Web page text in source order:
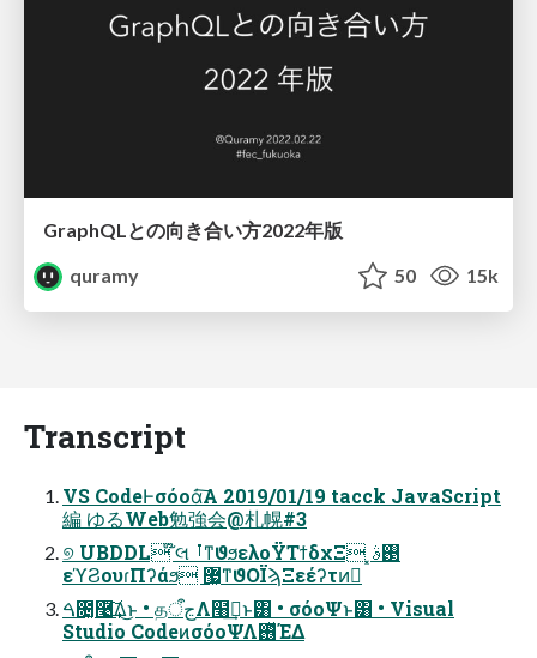
GraphQLとの向き合い方2022年版
quramy
50 15k
Transcript
VS CodeͰσόοά͠Α͏ 2019/01/19 tacck JavaScript
編 ゆるWeb勉強会@札幌#3
୭ UBDDL ໊લ ࡶͳϑϧελοΫΤϯδχΞ ͓࢓ࣄ
εϓϨουɾΠʔάϧ ޷͖ͳϑΟΪϡΞεέʔτͷٕ
ࠓ೔͓࿩͢͠Δ͜ͱ • தڃऀΛ໨ࢦ͢ͱ͸ • σόοΨͱ͸ • Visual
Studio CodeͷσόοΨΛ࢖ͬͯΈΔ